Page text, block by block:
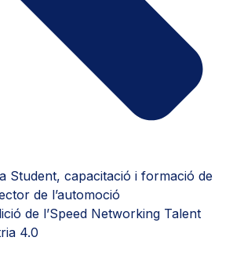
Student, capacitació i formació de
de l’automoció
de l’Speed Networking Talent
4.0